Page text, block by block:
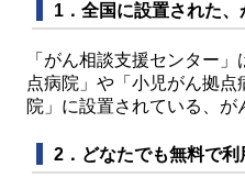
1．全国に設置された、
「がん相談支援センター
点病院」や「小児がん拠
院」に設置されている、が
2．どなたでも無料で利